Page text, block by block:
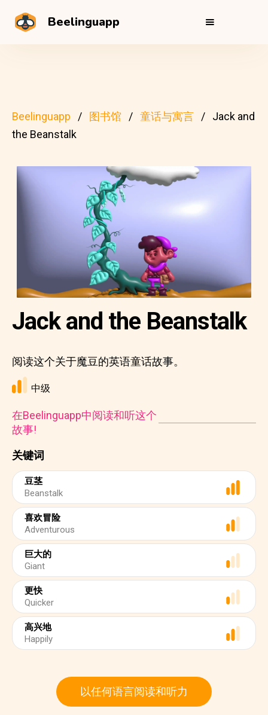
Beelinguapp
Beelinguapp 图书馆 童话与寓言
Jack and
the Beanstalk
关键词
豆茎
Beanstalk
喜欢冒险
Adventurous
巨大的
Giant
更快
Quicker
高兴地
Happily
Jack and the Beanstalk
阅读这个关于魔豆的英语童话故事。
中级
在Beelinguapp中阅读和听这个
故事!
以任何语言阅读和听力